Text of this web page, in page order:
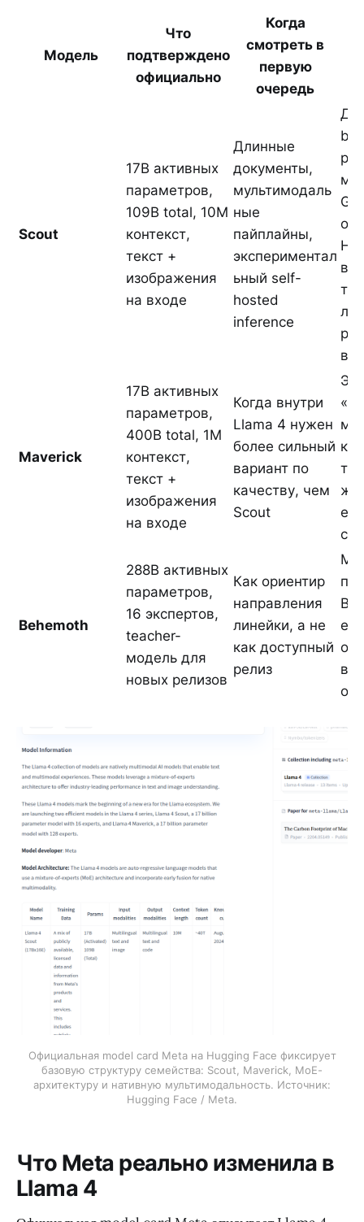
Модель
Что
подтверждено
официально
Когда
смотреть в
первую
очередь
Scout
17B активных
параметров,
109B total, 10M
контекст,
текст +
изображения
на входе
Длинные
документы,
мультимодаль
ные
пайплайны,
экспериментал
ьный self-
hosted
inference
Maverick
17B активных
параметров,
400B total, 1M
контекст,
текст +
изображения
на входе
Когда внутри
Llama 4 нужен
более сильный
вариант по
качеству, чем
Scout
Behemoth
288B активных
параметров,
16 экспертов,
teacher-
модель для
новых релизов
Как ориентир
направления
линейки, а не
как доступный
релиз
Официальная model card Meta на Hugging Face фиксирует
базовую структуру семейства: Scout, Maverick, MoE-
архитектуру и нативную мультимодальность. Источник:
Hugging Face / Meta.
Что Meta реально изменила в
Llama 4